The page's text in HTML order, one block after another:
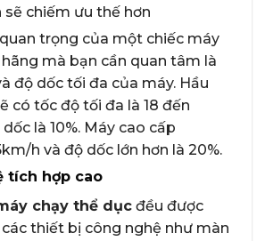
sẽ chiếm ưu thế hơn
trọng của một chiếc máy
mà bạn cần quan tâm là
độ dốc tối đa của máy. Hầu
có tốc độ tối đa là 18 đến
là 10%. Máy cao cấp
h và độ dốc lớn hơn là 20%.
tích hợp cao
chạy thể dục đều được
thiết bị công nghệ như màn